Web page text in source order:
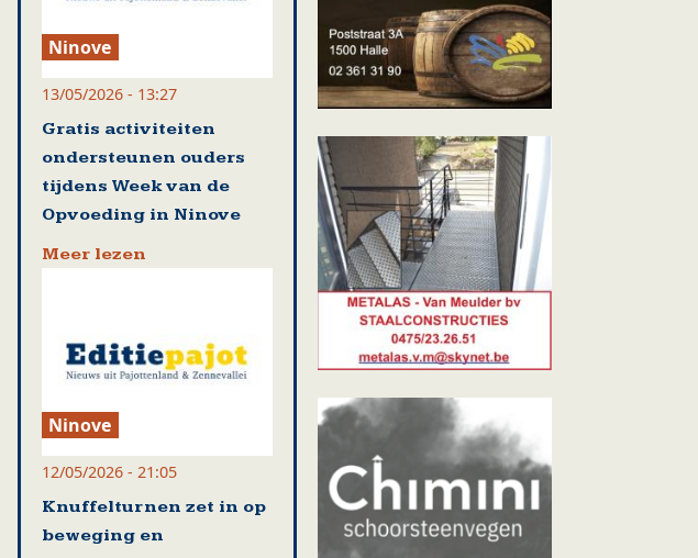
Ninove
13/05/2026 - 13:27
Gratis activiteiten
ondersteunen ouders
tijdens Week van de
Opvoeding in Ninove
Meer lezen
Ninove
12/05/2026 - 21:05
Knuffelturnen zet in op
beweging en